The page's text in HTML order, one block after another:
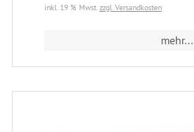
inkl. 19 % Mwst.zzgl. Versandkosten
mehr...